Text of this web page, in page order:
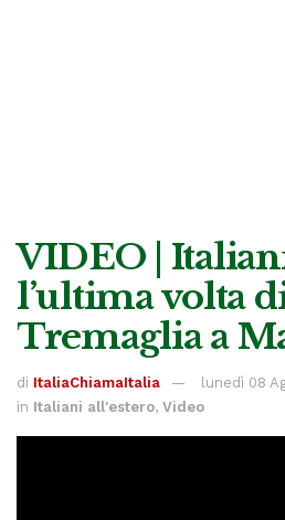
VIDEO |
l’ultima volta
Tremaglia a
di ItaliaChiamaItalia
lunedì 08
in Italiani all'estero, Video